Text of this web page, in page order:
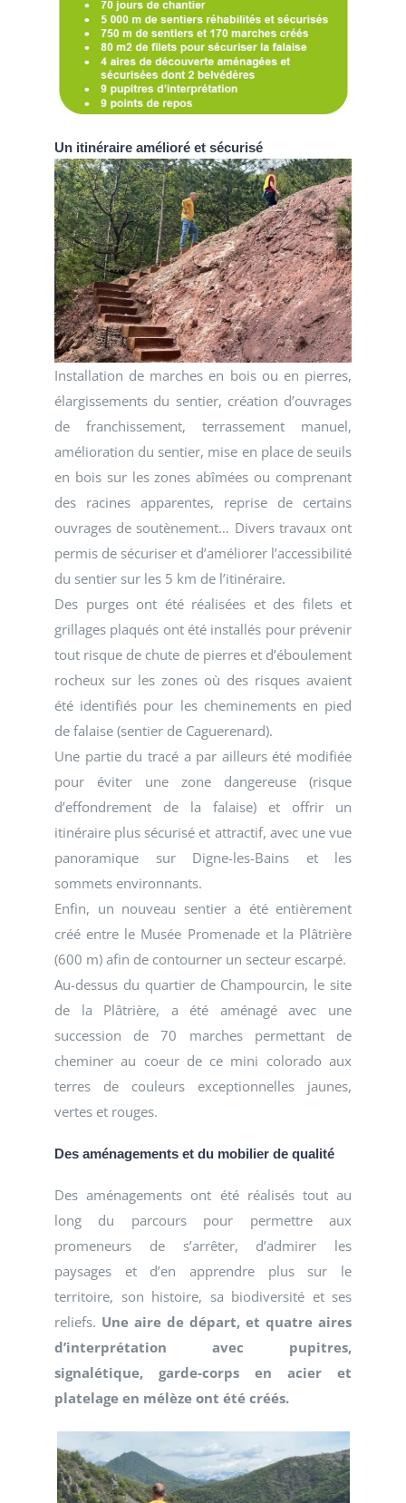
Un itinéraire amélioré et sécurisé
Installation de marches en bois ou en pierres,
élargissements du sentier, création d’ouvrages
de franchissement, terrassement manuel,
amélioration du sentier, mise en place de seuils
en bois sur les zones abîmées ou comprenant
des racines apparentes, reprise de certains
ouvrages de soutènement… Divers travaux ont
permis de sécuriser et d’améliorer l’accessibilité
du sentier sur les 5 km de l’itinéraire.
Des purges ont été réalisées et des filets et
grillages plaqués ont été installés pour prévenir
tout risque de chute de pierres et d’éboulement
rocheux sur les zones où des risques avaient
été identifiés pour les cheminements en pied
de falaise (sentier de Caguerenard).
Une partie du tracé a par ailleurs été modifiée
pour éviter une zone dangereuse (risque
d’effondrement de la falaise) et offrir un
itinéraire plus sécurisé et attractif, avec une vue
panoramique sur Digne-les-Bains et les
sommets environnants.
Enfin, un nouveau sentier a été entièrement
créé entre le Musée Promenade et la Plâtrière
(600 m) afin de contourner un secteur escarpé.
Au-dessus du quartier de Champourcin, le site
de la Plâtrière, a été aménagé avec une
succession de 70 marches permettant de
cheminer au coeur de ce mini colorado aux
terres de couleurs exceptionnelles jaunes,
vertes et rouges.
Des aménagements et du mobilier de qualité
Des aménagements ont été réalisés tout au
long du parcours pour permettre aux
promeneurs de s’arrêter, d’admirer les
paysages et d’en apprendre plus sur le
territoire, son histoire, sa biodiversité et ses
reliefs. Une aire de départ, et quatre aires
d’interprétation avec pupitres,
signalétique, garde-corps en acier et
platelage en mélèze ont été créés.